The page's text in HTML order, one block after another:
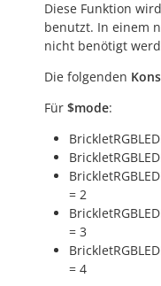
Diese Funktion
benutzt. In einem
nicht benötigt
Die folgenden
Für $mode:
= 2
= 3
= 4